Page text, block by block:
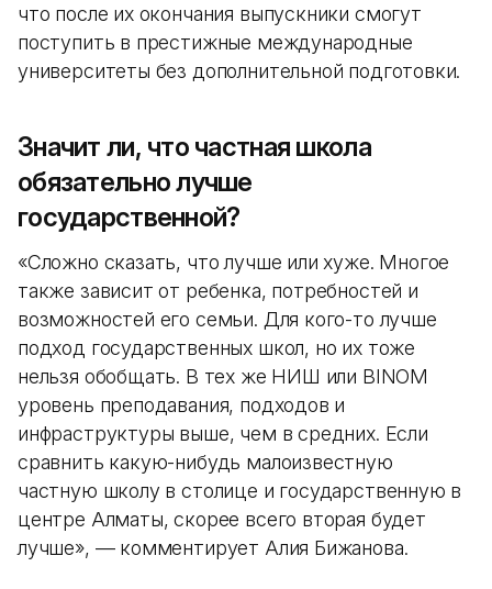
что после их окончания выпускники смогут
поступить в престижные международные
университеты без дополнительной подготовки.
Значит ли, что частная школа
обязательно лучше
государственной?
«Сложно сказать, что лучше или хуже. Многое
также зависит от ребенка, потребностей и
возможностей его семьи. Для кого-то лучше
подход государственных школ, но их тоже
нельзя обобщать. В тех же НИШ или BINOM
уровень преподавания, подходов и
инфраструктуры выше, чем в средних. Если
сравнить какую-нибудь малоизвестную
частную школу в столице и государственную в
центре Алматы, скорее всего вторая будет
лучше», — комментирует Алия Бижанова.